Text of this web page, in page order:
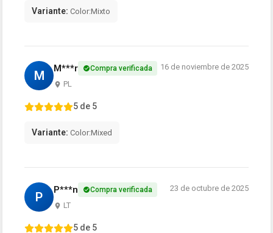
Variante: Color:Mixto
M M***r Compra verificada
PL
16 de noviembre de 2025
5 de 5
Variante: Color:Mixed
P P***n Compra verificada
LT
23 de octubre de 2025
5 de 5